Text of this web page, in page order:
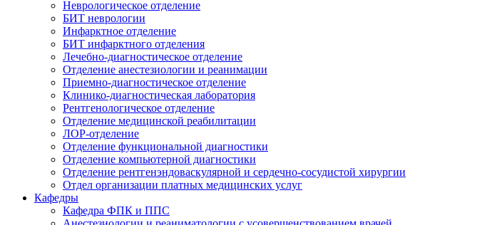
Неврологическое отделение
БИТ неврологии
Инфарктное отделение
БИТ инфарктного отделения
Лечебно-диагностическое отделение
Отделение анестезиологии и реанимации
Приемно-диагностическое отделение
Клинико-диагностическая лаборатория
Рентгенологическое отделение
Отделение медицинской реабилитации
ЛОР-отделение
Отделение функциональной диагностики
Отделение компьютерной диагностики
Отделение рентгенэндоваскулярной и сердечно-сосудистой хирургии
Отдел организации платных медицинских услуг
Кафедры
Кафедра ФПК и ППС